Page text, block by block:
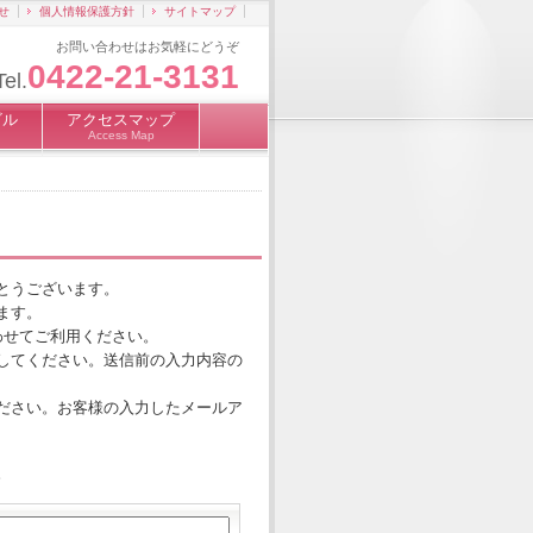
お問い合わせはお気軽にどうぞ
0422-21-3131
個人情報保護方針 サイトマップ
アクセスマップ
Access Map
ございます。
。
てご利用ください。
てください。送信前の入力内容の
さい。お客様の入力したメールア